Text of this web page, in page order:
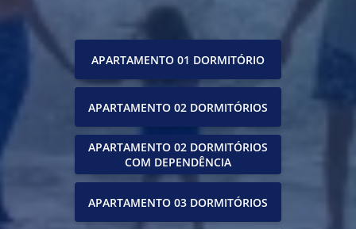
APARTAMENTO 01 DORMITÓRIO
APARTAMENTO 02 DORMITÓRIOS
APARTAMENTO 02 DORMITÓRIOS
COM DEPENDÊNCIA
APARTAMENTO 03 DORMITÓRIOS